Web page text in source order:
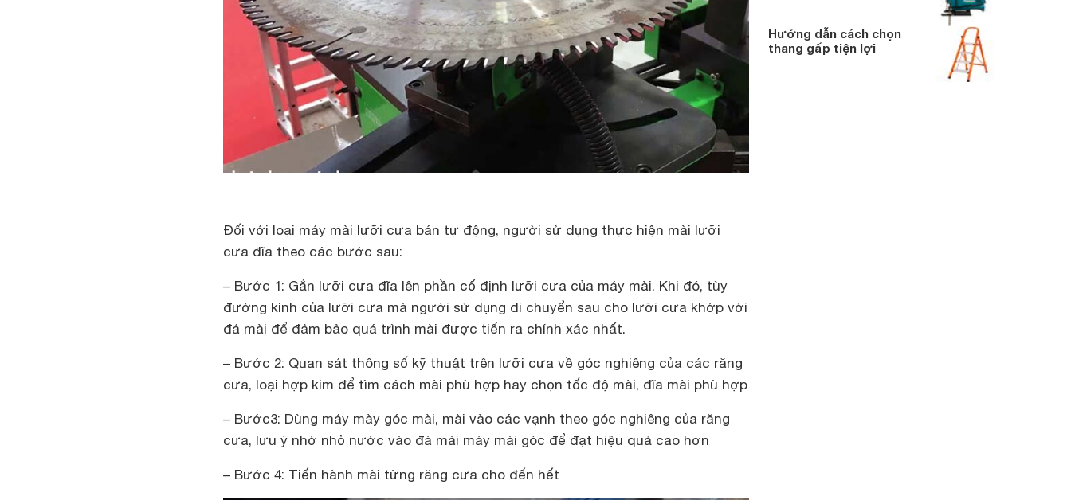
Đối với loại máy mài lưỡi cưa bán tự động, người sử dụng thực hiện mài lưỡi
cưa đĩa theo các bước sau:
– Bước 1: Gắn lưỡi cưa đĩa lên phần cố định lưỡi cưa của máy mài. Khi đó, tùy
đường kính của lưỡi cưa mà người sử dụng di chuyển sau cho lưỡi cưa khớp với
đá mài để đảm bảo quá trình mài được tiến ra chính xác nhất.
– Bước 2: Quan sát thông số kỹ thuật trên lưỡi cưa về góc nghiêng của các răng
cưa, loại hợp kim để tìm cách mài phù hợp hay chọn tốc độ mài, đĩa mài phù hợp
– Bước3: Dùng máy mày góc mài, mài vào các vạnh theo góc nghiêng của răng
cưa, lưu ý nhớ nhỏ nước vào đá mài máy mài góc để đạt hiệu quả cao hơn
– Bước 4: Tiến hành mài từng răng cưa cho đến hết
Hướng dẫn cách chọn
thang gấp tiện lợi